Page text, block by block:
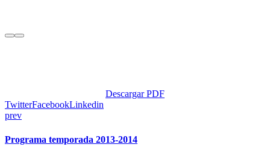
Descargar PDF
TwitterFacebookLinkedin
prev
Programa temporada 2013-2014